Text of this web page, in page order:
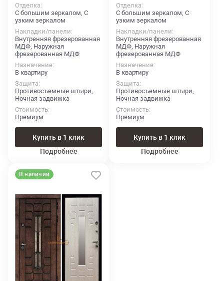
Отделка
С большим зеркалом, С
узким зеркалом
Накладки/панели
Внутренняя фрезерованная
МДФ, Наружная
фрезерованная МДФ
Назначение
В квартиру
Защита
Противосъемные штыри,
Ночная задвижка
Стоимость
Премиум
Купить в 1 клик
Подробнее
Отделка
С большим зеркалом, С
узким зеркалом
Накладки/панели
Внутренняя фрезерованная
МДФ, Наружная
фрезерованная МДФ
Назначение
В квартиру
Защита
Противосъемные штыри,
Ночная задвижка
Стоимость
Премиум
Купить в 1 клик
Подробнее
В наличии